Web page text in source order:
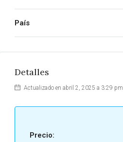
País
Detalles
Actualizado en abril 2, 2025 a 3:29 pm
Precio: